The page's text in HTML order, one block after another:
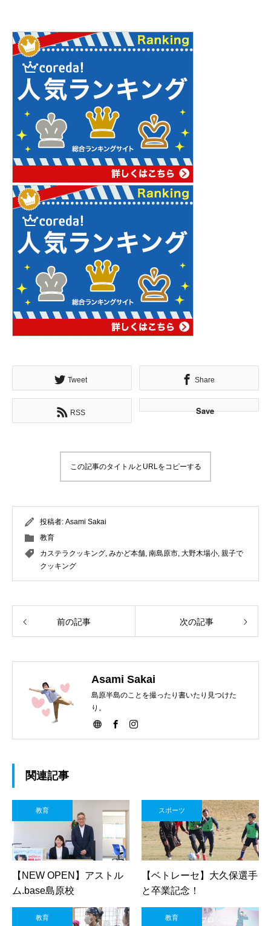
Tweet Share
RSS Save
この記事のタイトルとURLをコピーする
投稿者: Asami Sakai
教育
カステラクッキング, みかど本舗, 南島原市, 大野木場小, 親子で
クッキング
前の記事 次の記事
Asami Sakai
島原半島のことを撮ったり書いたり見つけた
り。
関連記事
教育
【NEW OPEN】アストル
ム.base島原校
スポーツ
【ベトレーセ】大久保選手
と卒業記念！
教育 教育